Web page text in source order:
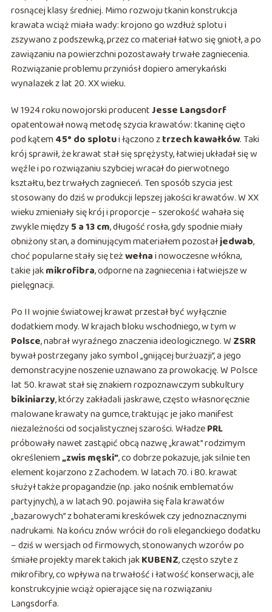
rosnącej klasy średniej. Mimo rozwoju tkanin konstrukcja
krawata wciąż miała wady: krojono go wzdłuż splotu i
zszywano z podszewką, przez co materiał łatwo się gniotł, a po
zawiązaniu na powierzchni pozostawały trwałe zagniecenia.
Rozwiązanie problemu przyniósł dopiero amerykański
wynalazek z lat 20. XX wieku.
W 1924 roku nowojorski producentJesse Langsdorf
opatentował nową metodę szycia krawatów: tkaninę cięto
pod kątem45° do splotui łączono ztrzech kawałków. Taki
krój sprawił, że krawat stał się sprężysty, łatwiej układał się w
węźle i po rozwiązaniu szybciej wracał do pierwotnego
kształtu, bez trwałych zagnieceń. Ten sposób szycia jest
stosowany do dziś w produkcji lepszej jakości krawatów. W XX
wieku zmieniały się krój i proporcje – szerokość wahała się
zwykle między 5 a 13 cm, długość rosła, gdy spodnie miały
obniżony stan, a dominującym materiałem pozostałjedwab,
choć popularne stały się teżwełnai nowoczesne włókna,
takie jakmikrofibra, odporne na zagniecenia i łatwiejsze w
pielęgnacji.
Po II wojnie światowej krawat przestał być wyłącznie
dodatkiem mody. W krajach bloku wschodniego, w tym w
Polsce, nabrał wyraźnego znaczenia ideologicznego. W ZSRR
bywał postrzegany jako symbol „gnijącej burżuazji”, a jego
demonstracyjne noszenie uznawano za prowokację. W Polsce
lat 50. krawat stał się znakiem rozpoznawczym subkultury
bikiniarzy, którzy zakładali jaskrawe, często własnoręcznie
malowane krawaty na gumce, traktując je jako manifest
niezależności od socjalistycznej szarości. WładzePRL
próbowały nawet zastąpić obcą nazwę „krawat” rodzimym
określeniem„zwis męski”, co dobrze pokazuje, jak silnie ten
element kojarzono z Zachodem. W latach 70. i 80. krawat
służył także propagandzie (np. jako nośnik emblematów
partyjnych), a w latach 90. pojawiła się fala krawatów
„bazarowych” z bohaterami kreskówek czy jednoznacznymi
nadrukami. Na końcu znów wrócił do roli eleganckiego dodatku
– dziś w wersjach od firmowych, stonowanych wzorów po
śmiałe projekty marek takich jakKUBENZ, często szyte z
mikrofibry, co wpływa na trwałość i łatwość konserwacji, ale
konstrukcyjnie wciąż opierające się na rozwiązaniu
Langsdorfa.